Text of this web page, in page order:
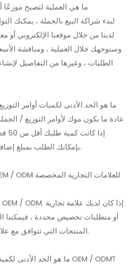
1. ما هي العملية لتصبح
لدينا من خلال موقعنا الإلكتروني أو
وسنوجهك خلال العملية ، ومناقشة
الطلبات ، وغيرها من التفاصيل
2. ما هو الحد الأدنى لكميات أوامر
بإمكانك الطلب بمبلغ إضافي 2 دولار / جهاز كمبيوتر.
أو متطلبات تخصيص محددة ، فيمكننا
المنتجات التي تتوافق مع علامتك التجارية ومواصفاتك.
4. ما هو الحد الأدنى لكمية الطلب (موك) لأوامر OEM / ODM؟